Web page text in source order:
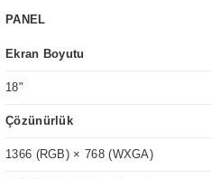
PANEL
Ekran Boyutu
18"
Çözünürlük
1366 (RGB) × 768 (WXGA)